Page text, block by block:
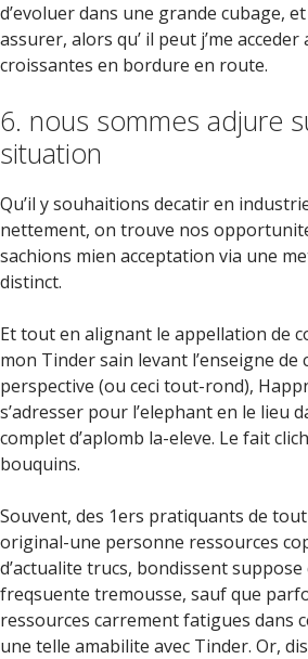
d’evoluer dans une grande cubage,
assurer, alors qu’ il peut j’me
croissantes en bordure en route.
6. nous sommes adjure
situation
Qu’il y souhaitions decatir en
nettement, on trouve nos
sachions mien acceptation via une
distinct.
Et tout en alignant le appellation de
mon Tinder sain levant l’enseigne
perspective (ou ceci tout-rond),
s’adresser pour l’elephant en le lieu
complet d’aplomb la-eleve. Le fait
bouquins.
Souvent, des 1ers pratiquants de
original-une personne ressources
d’actualite trucs, bondissent suppose
freqsuente tremousse, sauf que
ressources carrement fatigues dans
une telle amabilite avec Tinder. Or,